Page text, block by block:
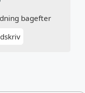
bagefter